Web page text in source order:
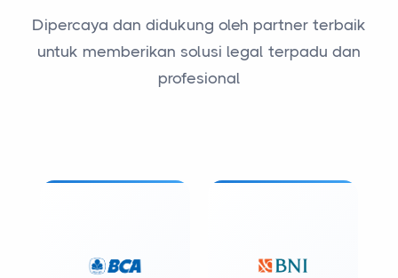
Dipercaya dan didukung oleh partner terbaik
untuk memberikan solusi legal terpadu dan
profesional